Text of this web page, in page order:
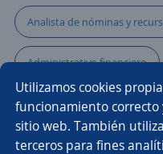
Utilizamos cookies
funcionamiento correcto
sitio web. También
terceros para fines
Analista de nóminas y
Administrativo financiero
Analista de talento
Analista de gestión humana